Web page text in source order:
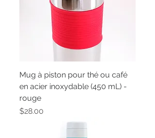
Mug à piston pour thé ou café
en acier inoxydable (450 mL) -
rouge
Price
$28.00